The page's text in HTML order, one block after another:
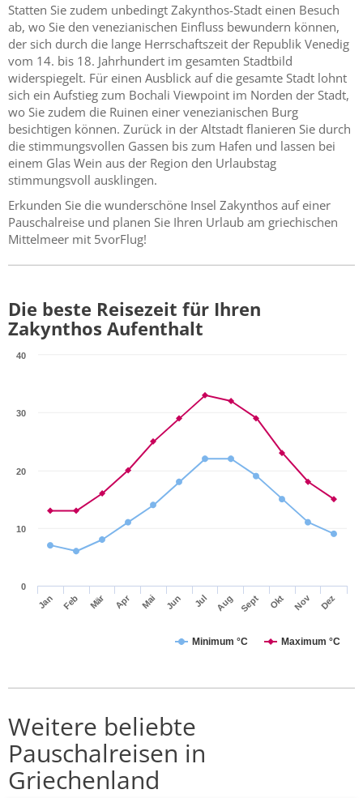
Statten Sie zudem unbedingt Zakynthos-Stadt einen Besuch
ab, wo Sie den venezianischen Einfluss bewundern können,
der sich durch die lange Herrschaftszeit der Republik Venedig
vom 14. bis 18. Jahrhundert im gesamten Stadtbild
widerspiegelt. Für einen Ausblick auf die gesamte Stadt lohnt
sich ein Aufstieg zum Bochali Viewpoint im Norden der Stadt,
wo Sie zudem die Ruinen einer venezianischen Burg
besichtigen können. Zurück in der Altstadt flanieren Sie durch
die stimmungsvollen Gassen bis zum Hafen und lassen bei
einem Glas Wein aus der Region den Urlaubstag
stimmungsvoll ausklingen.
Erkunden Sie die wunderschöne Insel Zakynthos auf einer
Pauschalreise und planen Sie Ihren Urlaub am griechischen
Mittelmeer mit 5vorFlug!
Die beste Reisezeit für Ihren
Zakynthos Aufenthalt
Minimum °C Maximum °C
Jan Feb Mär Apr Mai Jun Jul Aug Sept Okt Nov Dez
0
10
20
30
40
Weitere beliebte
Pauschalreisen in
Griechenland